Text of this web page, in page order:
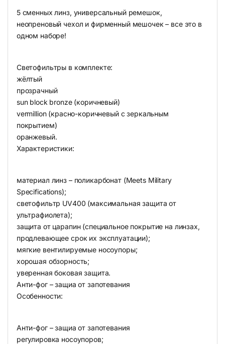
5 сменных линз, универсальный ремешок,
неопреновый чехол и фирменный мешочек – все это в
одном наборе!
Светофильтры в комплекте:
жёлтый
прозрачный
sun block bronze (коричневый)
vermillion (красно-коричневый с зеркальным
покрытием)
оранжевый.
Характеристики:
материал линз – поликарбонат (Meets Military
Specifications);
светофильтр UV400 (максимальная защита от
ультрафиолета);
защита от царапин (специальное покрытие на линзах,
продлевающее срок их эксплуатации);
мягкие вентилируемые носоупоры;
хорошая обзорность;
уверенная боковая защита.
Анти-фог – защиа от запотевания
Особенности:
Анти-фог – защиа от запотевания
регулировка носоупоров;